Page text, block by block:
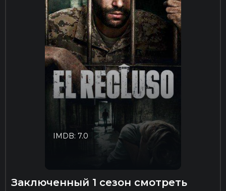
IMDB: 7.0
Заключенный 1 сезон смотреть